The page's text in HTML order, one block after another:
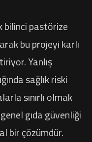
bilinci pastörize
bu projeyi karlı
Yanlış
sağlık riski
sınırlı olmak
gıda güvenliği
bir çözümdür.